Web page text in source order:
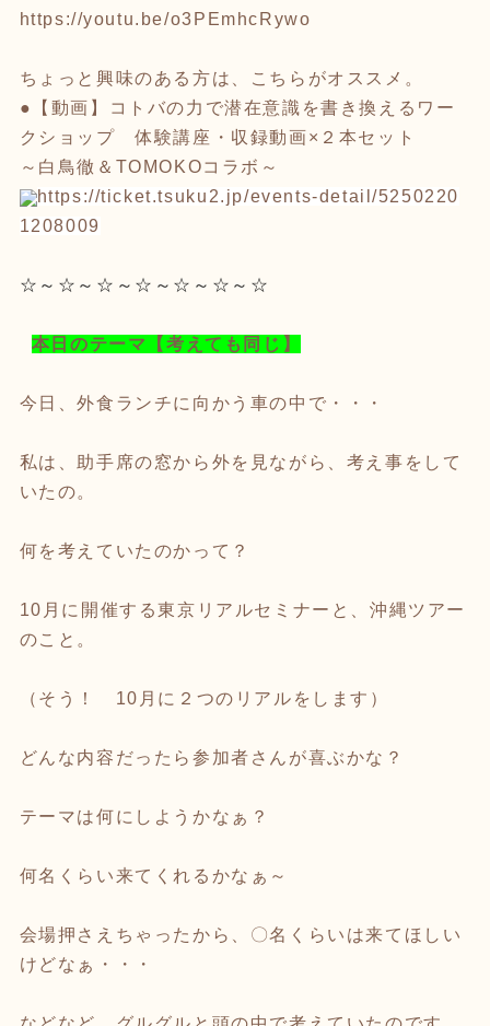
https://youtu.be/o3PEmhcRywo
ちょっと興味のある方は、こちらがオススメ。
●【動画】コトバの力で潜在意識を書き換えるワー
クショップ 体験講座・収録動画×２本セット
～白鳥徹＆TOMOKOコラボ～
https://ticket.tsuku2.jp/events-detail/5250220
1208009
☆～☆～☆～☆～☆～☆～☆
本日のテーマ 【考えても同じ】
今日、外食ランチに向かう車の中で・・・
私は、助手席の窓から外を見ながら、考え事をして
いたの。
何を考えていたのかって？
10月に開催する東京リアルセミナーと、沖縄ツアー
のこと。
（そう！ 10月に２つのリアルをします）
どんな内容だったら参加者さんが喜ぶかな？
テーマは何にしようかなぁ？
何名くらい来てくれるかなぁ～
会場押さえちゃったから、〇名くらいは来てほしい
けどなぁ・・・